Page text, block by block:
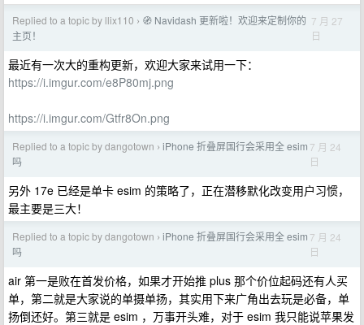
Replied to a topic by llix110 › 🧭 Navidash 更新啦！欢迎来定制你的
主页！
7 月 27
日
最近有一次大的重构更新，欢迎大家来试用一下：
https://i.imgur.com/e8P80mj.png
https://i.imgur.com/Gtfr8On.png
Replied to a topic by dangotown › iPhone 折叠屏国行会采用全 esim
吗
7 月 24
日
另外 17e 已经是单卡 esim 的策略了，正在潜移默化改变用户习惯，
最主要是三大！
Replied to a topic by dangotown › iPhone 折叠屏国行会采用全 esim
吗
7 月 24
日
air 第一是败在首发价格，如果才开始推 plus 那个价位起码还有人买
单，第二就是大家说的单摄单扬，其实用下来广角出去玩是必备，单
扬倒还好。第三就是 esim ，万事开头难，对于 esim 我只能说苹果发